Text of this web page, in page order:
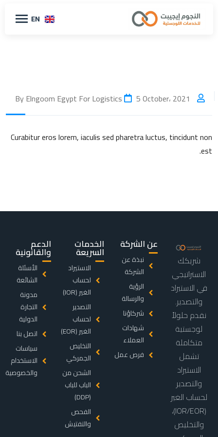
EN
5 October، 2021
Curabitur eros lorem, iaculis sed pharetra luctus, tincidunt non
est.
شريكك
الاستراتيجي
في الاستيراد
والتصدير.
نقدم حلولاً
لوجستية
متكاملة
تشمل
الاستيراد
والتصدير
لحساب الغير
(IOR/EOR)،
والتخليص
عن الشركة
نبذة عن
الشركة
الرؤية
والرسالة
شركاؤنا
شهادات
العملاء
فرص عمل
الخدمات
السريعة
الاستيراد
لحساب
الغير (IOR)
التصدير
لحساب
الغير (EOR)
التخليص
الجمركي
الشحن من
الباب للباب
(DDP)
الفحص
والتفتيش
الدعم
والقانونية
الأسئلة
الشائعة
مدونة
التجارة
الدولية
اتصل بنا
سياسات
الاستخدام
والخصوصية